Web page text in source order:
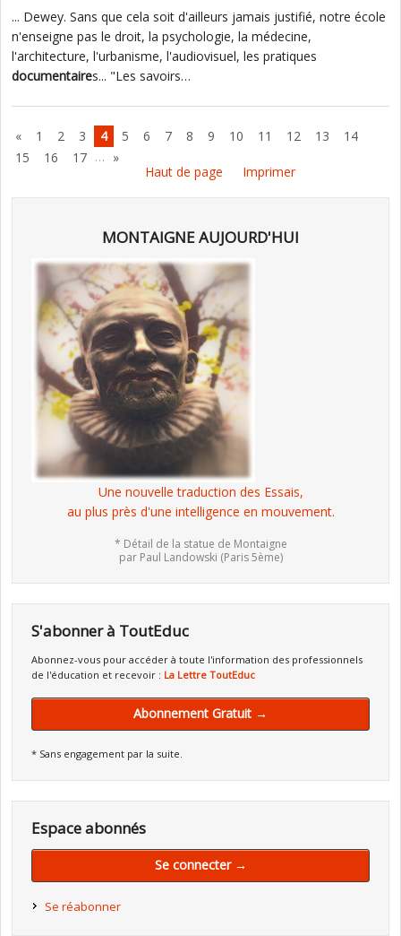
... Dewey. Sans que cela soit d'ailleurs jamais justifié, notre école
n'enseigne pas le droit, la psychologie, la médecine,
l'architecture, l'urbanisme, l'audiovisuel, les pratiques
documentaires... "Les savoirs…
« 1 2 3 4 5 6 7 8 9 10 11 12 13
14
15
16 17 … »
Haut de page
Imprimer
MONTAIGNE AUJOURD'HUI
Une nouvelle traduction des Essais,
au plus près d'une intelligence en mouvement.
* Détail de la statue de Montaigne
par Paul Landowski (Paris 5ème)
S'abonner à ToutEduc
Abonnez-vous pour accéder à toute l'information des professionnels
de l'éducation et recevoir : La Lettre ToutEduc
Abonnement Gratuit →
* Sans engagement par la suite.
Espace abonnés
Se connecter →
Se réabonner